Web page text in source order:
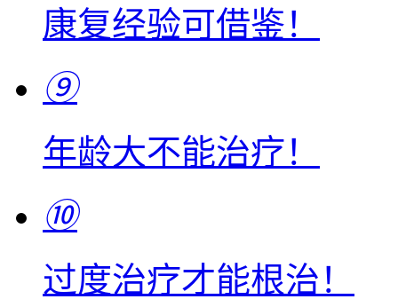
康复经验可借鉴！
⑨
年龄大不能治疗！
⑩
过度治疗才能根治！